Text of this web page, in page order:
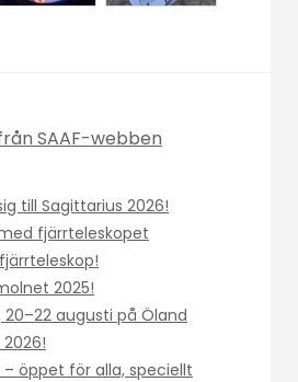
SAAF-webben
till Sagittarius 2026!
fjärrteleskopet
2025!
augusti på Öland
öppet för alla, speciellt